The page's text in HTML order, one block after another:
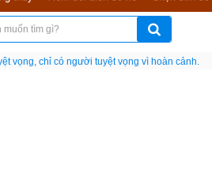
dù đi vạn dặm đường cũng chỉ là anh đưa thư.